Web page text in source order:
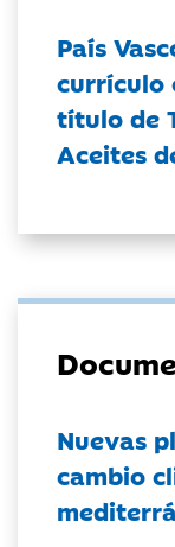
País
currículo
título de
Aceites
Nuevas
cambio